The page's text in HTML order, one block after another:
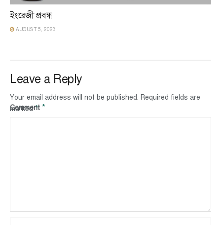
ইংরেজী প্রবন্ধ
AUGUST 5, 2023
Leave a Reply
Your email address will not be published. Required fields are
marked*
Comment *